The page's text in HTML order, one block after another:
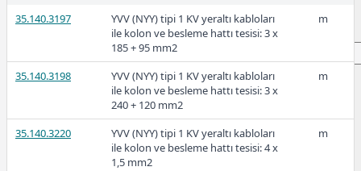
2024
35.140.3197
YVV (NYY) tipi 1 KV yeraltı kabloları
ile kolon ve besleme hattı tesisi: 3 x
185 + 95 mm2
m
35.140.3198
YVV (NYY) tipi 1 KV yeraltı kabloları
ile kolon ve besleme hattı tesisi: 3 x
240 + 120 mm2
m
35.140.3220
YVV (NYY) tipi 1 KV yeraltı kabloları
ile kolon ve besleme hattı tesisi: 4 x
1,5 mm2
m